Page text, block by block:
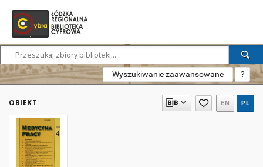
Wyszukiwanie zaawansowane ?
OBIEKT EN PL